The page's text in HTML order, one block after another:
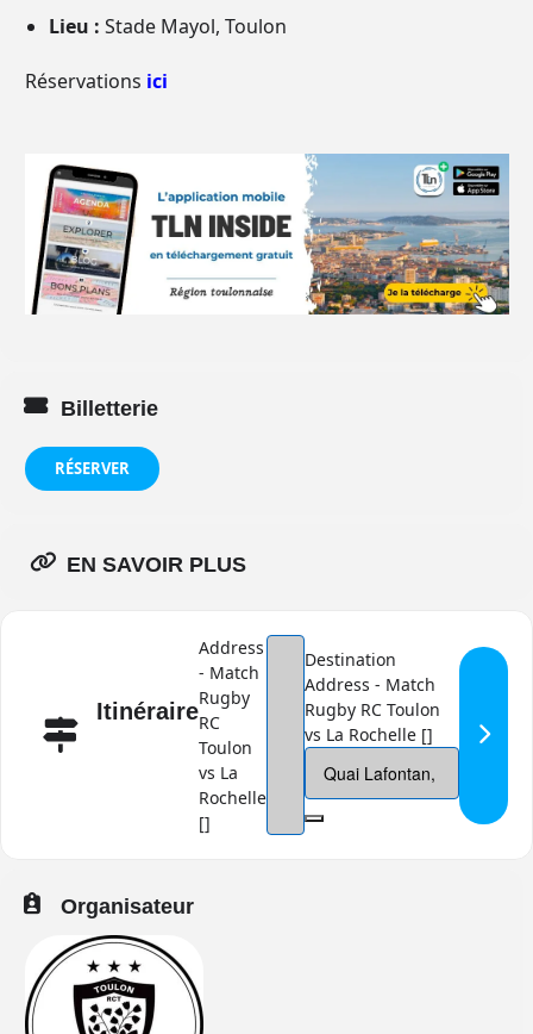
Lieu : Stade Mayol, Toulon
Réservations ici
Billetterie
RÉSERVER
EN SAVOIR PLUS
Itinéraire
Address
- Match
Rugby
RC
Toulon
vs La
Rochelle
[]
Destination
Address - Match
Rugby RC Toulon
vs La Rochelle []
Organisateur